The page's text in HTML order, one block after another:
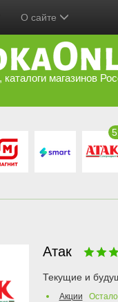
О сайте
магазинов
Атак
Текущие и
Акции